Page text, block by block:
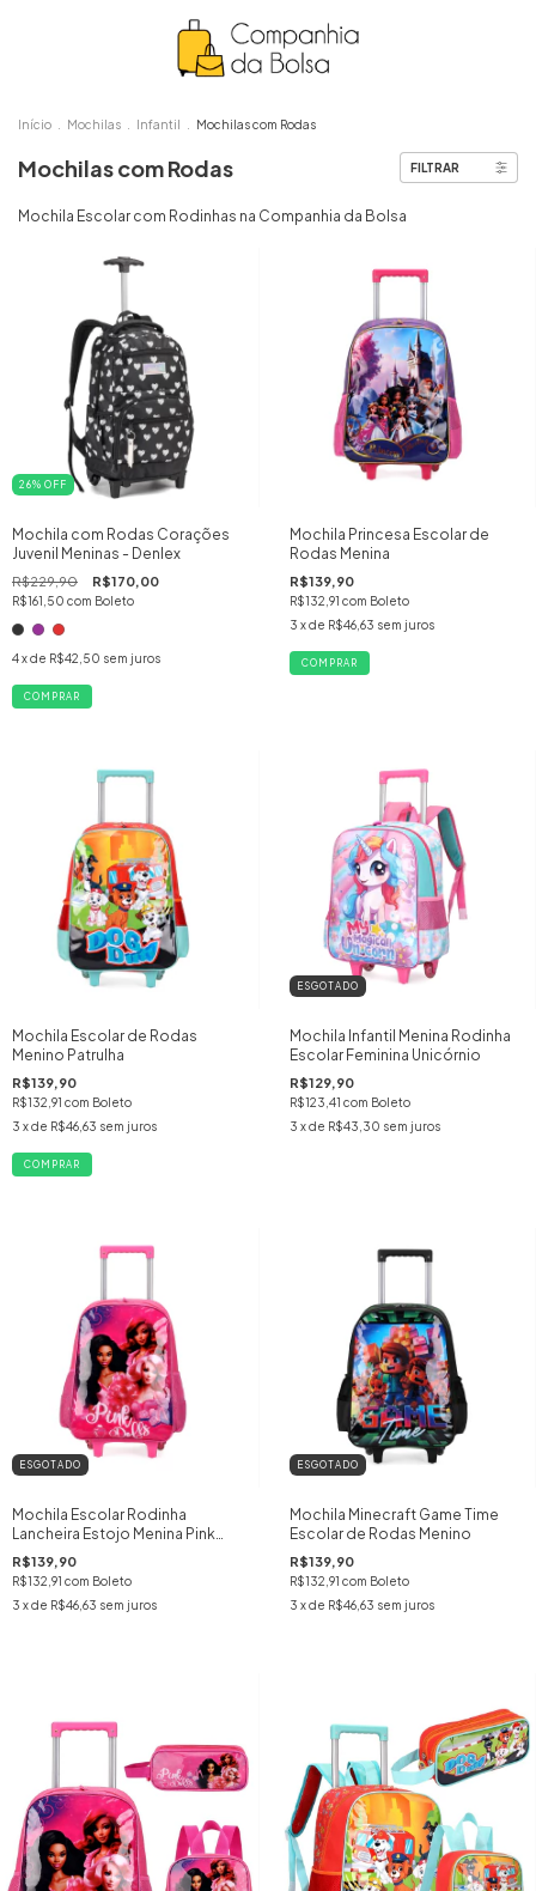
Início Mochilas Infantil Mochilas com Rodas
Mochilas com Rodas FILTRAR
Mochila Escolar com Rodinhas na Companhia da Bolsa
26% OFF
Mochila com Rodas Corações
Juvenil Meninas - Denlex
R$229,90 R$170,00
R$161,50 com Boleto
4x de R$42,50 sem juros
COMPRAR
Mochila Princesa Escolar de
Rodas Menina
R$139,90
R$132,91 com Boleto
3 x de R$46,63 sem juros
Mochila Escolar de Rodas
Menino Patrulha
R$139,90
R$132,91 com Boleto
3 x de R$46,63 sem juros
ESGOTADO
Mochila Infantil Menina Rodinha
Escolar Feminina Unicórnio
R$129,90
R$123,41 com Boleto
3 x de R$43,30 sem juros
ESGOTADO
Mochila Escolar Rodinha
Lancheira Estojo Menina Pink
Dolls Barbie
R$139,90
R$132,91 com Boleto
3 x de R$46,63 sem juros
ESGOTADO
Mochila Minecraft Game Time
Escolar de Rodas Menino
R$139,90
R$132,91 com Boleto
3 x de R$46,63 sem juros